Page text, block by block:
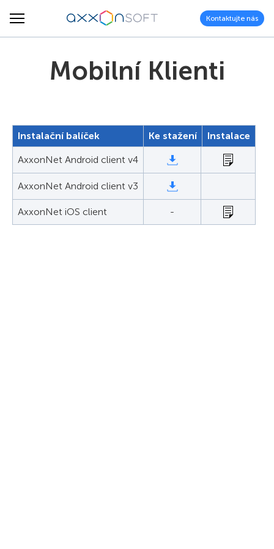
Kontaktujte nás
Mobilní Klienti
Instalační balíček Ke stažení Instalace
AxxonNet Android client v4
AxxonNet Android client v3
AxxonNet iOS client -